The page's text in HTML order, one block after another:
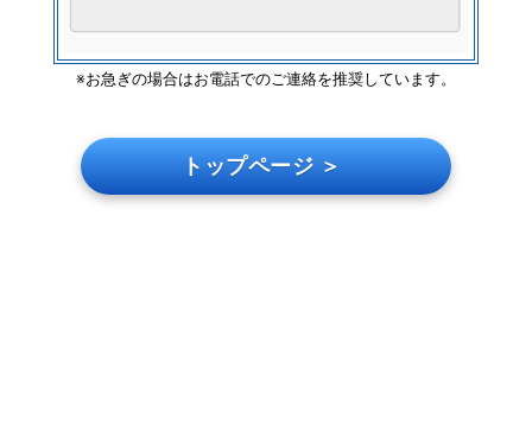
※お急ぎの場合はお電話でのご連絡を推奨しています。
トップページ ＞